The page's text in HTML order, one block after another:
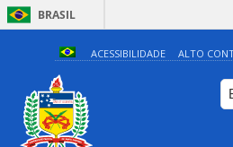
BRASIL
ACESSIBILIDADE ALTO